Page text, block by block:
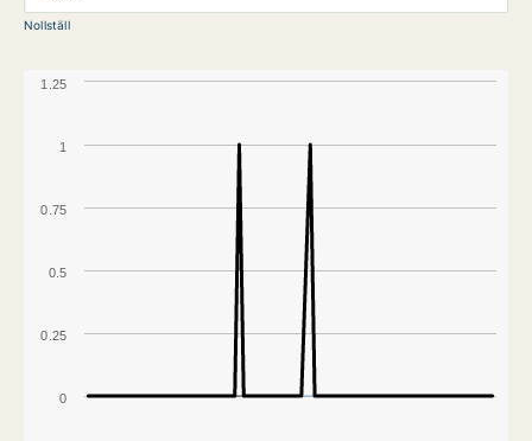
Nollställ
0
1
0.25
0.5
0.75
1.25